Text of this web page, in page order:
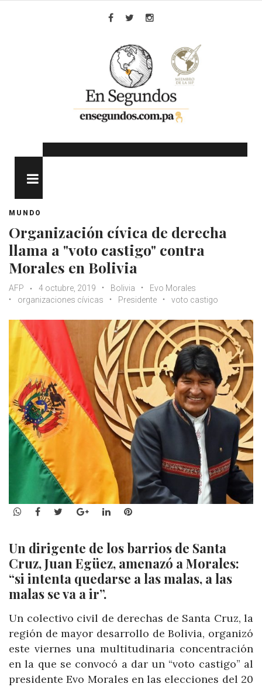
MUNDO
Organización cívica de derecha
llama a "voto castigo" contra
Morales en Bolivia
AFP 4 octubre, 2019 Bolivia
Evo Morales
organizaciones cívicas
Presidente voto castigo
WhatsApp
Facebook
TwitterGoogle+LinkedInPinterest
Un dirigente de los barrios de Santa
Cruz, Juan Egüez, amenazó a Morales:
“si intenta quedarse a las malas, a las
malas se va a ir”.
Un colectivo civil de derechas de Santa Cruz, la
región de mayor desarrollo de Bolivia, organizó
este viernes una multitudinaria concentración
en la que se convocó a dar un “voto castigo” al
presidente Evo Morales en las elecciones del 20